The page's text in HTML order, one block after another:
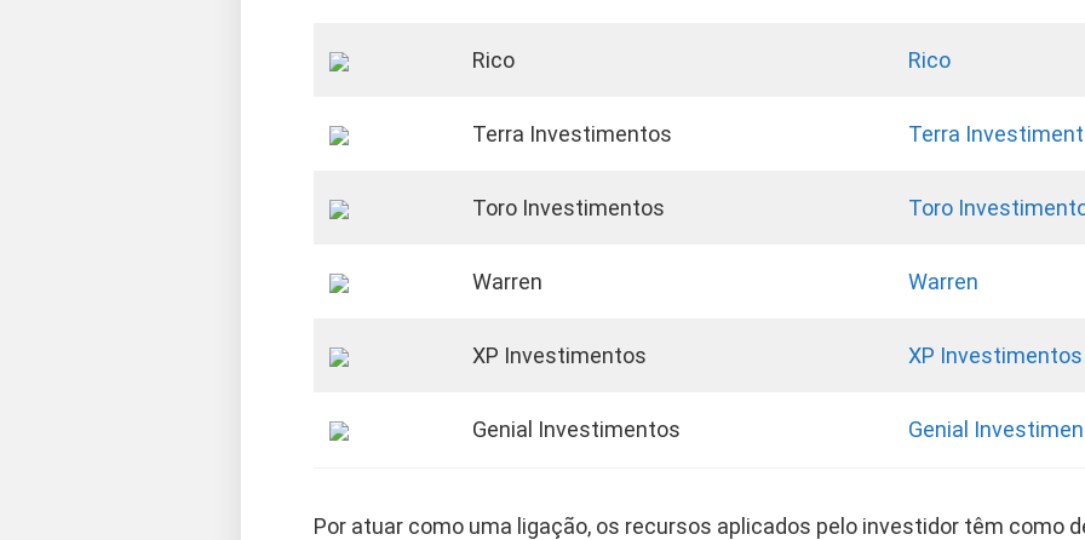
Rico Rico
Terra Investimentos Terra
Toro Investimentos Toro
Warren Warren
XP Investimentos XP Investimentos
Genial Investimentos Genial
Por atuar como uma ligação, os recursos aplicados pelo investidor têm como